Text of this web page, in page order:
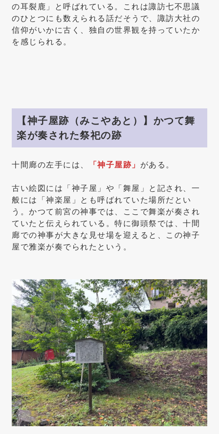
の耳裂鹿」と呼ばれている。これは諏訪七不思議
のひとつにも数えられる話だそうで、諏訪大社の
信仰がいかに古く、独自の世界観を持っていたか
を感じられる。
【神子屋跡（みこやあと）】かつて舞
楽が奏された祭祀の跡
十間廊の左手には、 「神子屋跡」 がある。
古い絵図には「神子屋」や「舞屋」と記され、一
般には「神楽屋」とも呼ばれていた場所だとい
う。かつて前宮の神事では、ここで舞楽が奏され
ていたと伝えられている。特に御頭祭では、十間
廊での神事が大きな見せ場を迎えると、この神子
屋で雅楽が奏でられたという。